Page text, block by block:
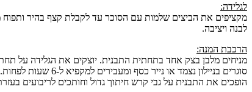
לגלידה:
מקציפים את הביצים שלמות עם הסוכר עד לקבלת קצף בהיר
לבנה ויציבה.
הרכבת המנה:
מניחים מלבן בצק אחד בתחתית התבנית. יוצקים את הגלידה על
סוגרים בניילון נצמד או נייר כסף ומעבירים למקפיא ל-6 שעות לפחות.
הופכים את התבנית על גבי קרש חיתוך גדול וחותכים לריבועים